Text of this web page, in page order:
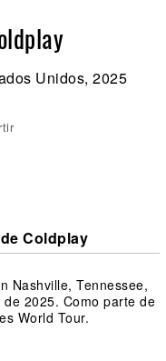
Unidos, 2025
Coldplay
Nashville, Tennessee,
2025. Como parte de
World Tour.